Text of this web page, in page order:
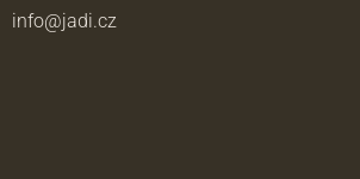
info@jadi.cz